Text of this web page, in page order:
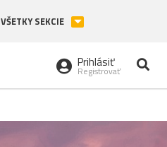
VŠETKY SEKCIE
Prihlásiť
Registrovať